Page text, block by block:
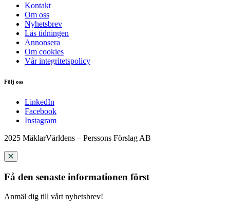
Kontakt
Om oss
Nyhetsbrev
Läs tidningen
Annonsera
Om cookies
Vår integritetspolicy
Följ oss
LinkedIn
Facebook
Instagram
2025 MäklarVärldens – Perssons Förslag AB
Få den senaste informationen först
Anmäl dig till vårt nyhetsbrev!